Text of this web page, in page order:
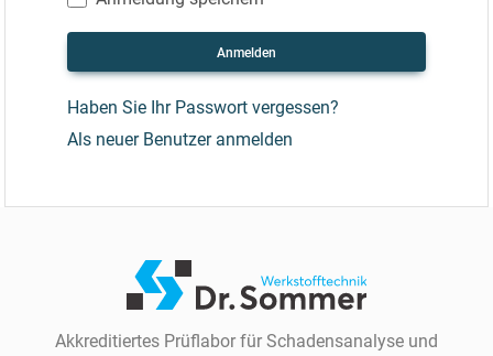
Anmelden
Haben Sie Ihr Passwort vergessen?
Als neuer Benutzer anmelden
Akkreditiertes Prüflabor für Schadensanalyse und